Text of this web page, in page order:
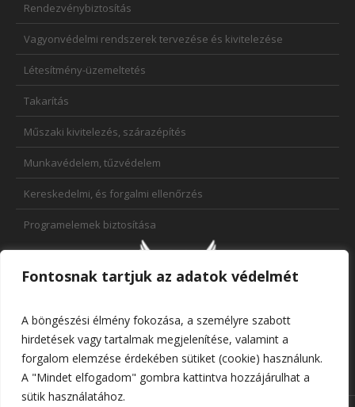
Fontosnak tartjuk az adatok védelmét
A böngészési élmény fokozása, a személyre szabott
hirdetések vagy tartalmak megjelenítése, valamint a
forgalom elemzése érdekében sütiket (cookie) használunk.
A "Mindet elfogadom" gombra kattintva hozzájárulhat a
sütik használatához.
Rendezvénybiztosítás
Vagyonvédelmi rendszerek tervezése és kivitelezése
Létesítmény-üzemeltetés
Takarítás
Műszaki kivitelezés, szárazépítés
Munkavédelem, tűzvédelem
Kereskedelmi, és forgalmi ellenőrzés
Programelemek biztosítása